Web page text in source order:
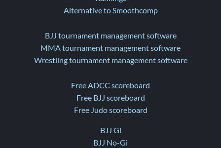
Alternative to Smoothcomp
BJJ tournament management software
MMA tournament management software
Wrestling tournament management software
Free ADCC scoreboard
Free BJJ scoreboard
Free Judo scoreboard
BJJ Gi
BJJ No-Gi